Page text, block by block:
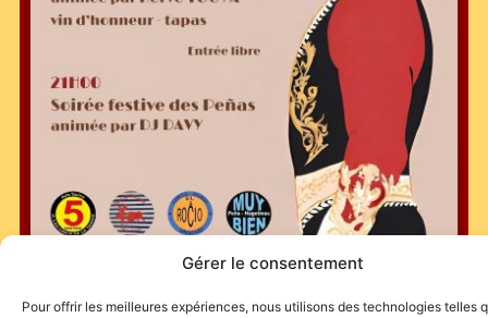
Gérer le consentement
Pour offrir les meilleures expériences, nous utilisons des technologies telles